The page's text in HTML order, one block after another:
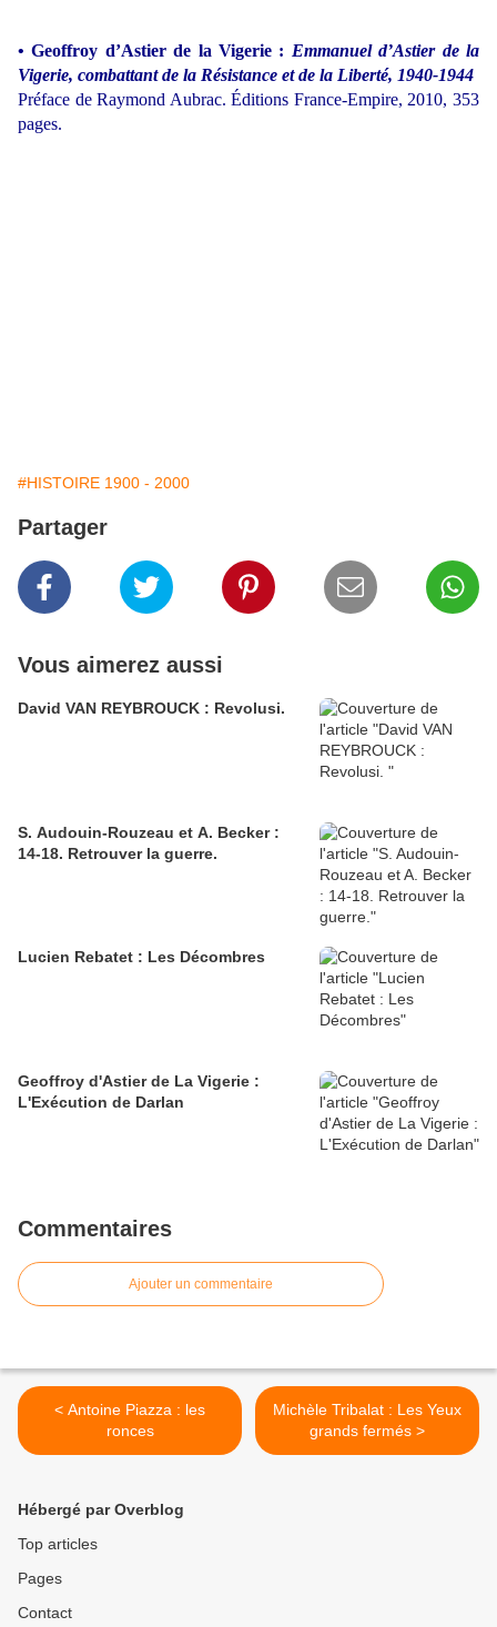
• Geoffroy d’Astier de la Vigerie : Emmanuel d’Astier de la
Vigerie, combattant de la Résistance et de la Liberté, 1940-1944
Préface de Raymond Aubrac.Éditions France-Empire, 2010, 353
pages.
#HISTOIRE 1900 - 2000
Partager
Vous aimerez aussi
David VAN REYBROUCK : Revolusi.
S. Audouin-Rouzeau et A. Becker :
14-18. Retrouver la guerre.
Lucien Rebatet : Les Décombres
Geoffroy d'Astier de La Vigerie :
L'Exécution de Darlan
Commentaires
Ajouter un commentaire
< Antoine Piazza : les
ronces
Michèle Tribalat : Les Yeux
grands fermés >
Hébergé par Overblog
Top articles
Pages
Contact